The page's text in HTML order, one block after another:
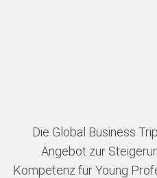
Die Global Business
Angebot zur
Kompetenz für Young